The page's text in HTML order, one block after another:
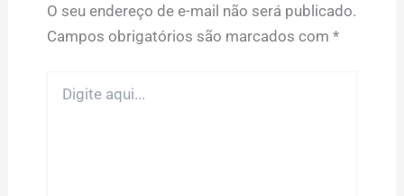
O seu endereço de e-mail não será publicado.
Campos obrigatórios são marcados com *
aqui...